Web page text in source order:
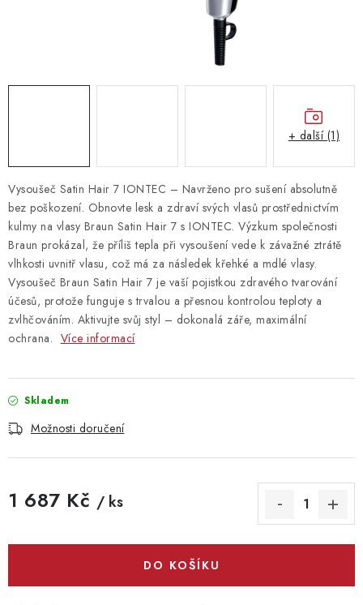
Vysoušeč Satin Hair 7 IONTEC – Navrženo pro sušení absolutně
bez poškození. Obnovte lesk a zdraví svých vlasů prostřednictvím
kulmy na vlasy Braun Satin Hair 7 s IONTEC. Výzkum společnosti
Braun prokázal, že příliš tepla při vysoušení vede k závažné ztrátě
vlhkosti uvnitř vlasu, což má za následek křehké a mdlé vlasy.
Vysoušeč Braun Satin Hair 7 je vaší pojistkou zdravého tvarování
účesů, protože funguje s trvalou a přesnou kontrolou teploty a
zvlhčováním. Aktivujte svůj styl – dokonalá záře, maximální
ochrana. Více informací
Skladem
Možnosti doručení
1 687 Kč / ks
DO KOŠÍKU
+ další (1)